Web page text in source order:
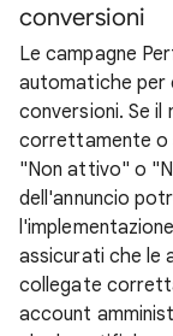
conversioni
Le campagne
automatiche per
conversioni. Se
correttamente o
"Non attivo" o
dell'annuncio
assicurati che le
collegate
account